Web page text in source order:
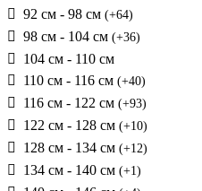
92 см - 98 см (+64)
98 см - 104 см (+36)
104 см - 110 см
110 см - 116 см (+40)
116 см - 122 см (+93)
122 см - 128 см (+10)
128 см - 134 см (+12)
134 см - 140 см (+1)